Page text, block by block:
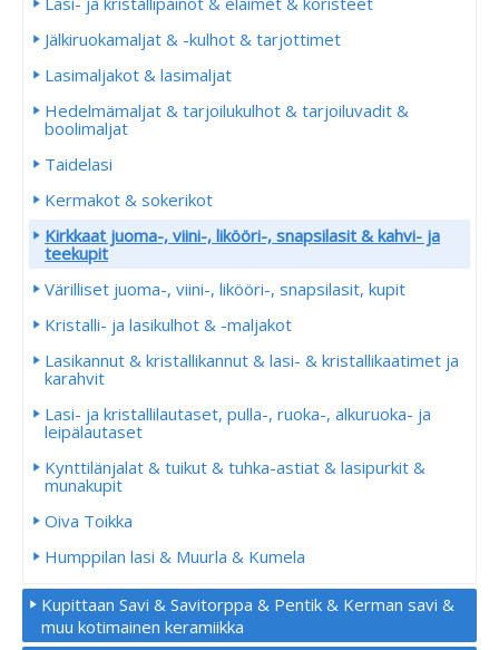
Jälkiruokamaljat & -kulhot & tarjottimet
Lasimaljakot & lasimaljat
Hedelmämaljat & tarjoilukulhot & tarjoiluvadit &
boolimaljat
Taidelasi
Kermakot & sokerikot
Kirkkaat juoma-, viini-, likööri-, snapsilasit & kahvi- ja
teekupit
Värilliset juoma-, viini-, likööri-, snapsilasit, kupit
Kristalli- ja lasikulhot & -maljakot
Lasikannut & kristallikannut & lasi- & kristallikaatimet ja
karahvit
Lasi- ja kristallilautaset, pulla-, ruoka-, alkuruoka- ja
leipälautaset
Kynttilänjalat & tuikut & tuhka-astiat & lasipurkit &
munakupit
Oiva Toikka
Humppilan lasi & Muurla & Kumela
Kupittaan Savi & Savitorppa & Pentik & Kerman savi &
muu kotimainen keramiikka